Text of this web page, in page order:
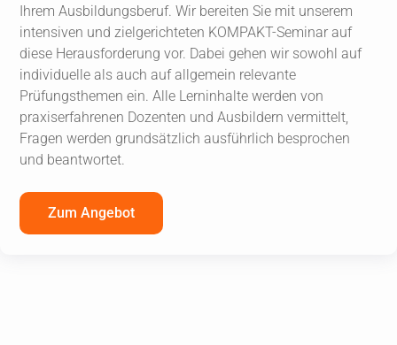
Ihrem Ausbildungsberuf. Wir bereiten Sie mit unserem
intensiven und zielgerichteten KOMPAKT-Seminar auf
diese Herausforderung vor. Dabei gehen wir sowohl auf
individuelle als auch auf allgemein relevante
Prüfungsthemen ein. Alle Lerninhalte werden von
praxiserfahrenen Dozenten und Ausbildern vermittelt,
Fragen werden grundsätzlich ausführlich besprochen
und beantwortet.
Zum Angebot